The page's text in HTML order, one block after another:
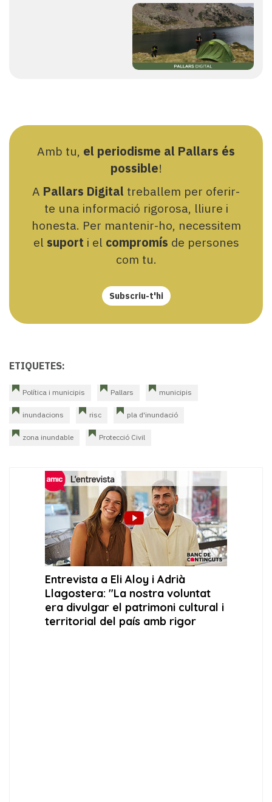
Amb tu, el periodisme al Pallars és
possible!
A Pallars Digital treballem per oferir-
te una informació rigorosa, lliure i
honesta. Per mantenir-ho, necessitem
el suport i el compromís de persones
com tu.
Subscriu-t'hi
ETIQUETES:
Política i municipis Pallars municipis
inundacions risc pla d'inundació
zona inundable Protecció Civil